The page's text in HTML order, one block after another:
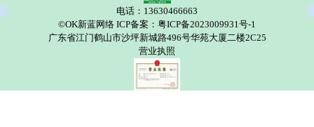
电话：13630466663
©OK新蓝网络 ICP备案：粤ICP备2023009931号-1
广东省江门鹤山市沙坪新城路496号华苑大厦二楼2C25
营业执照